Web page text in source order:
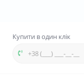
Купити в один клік